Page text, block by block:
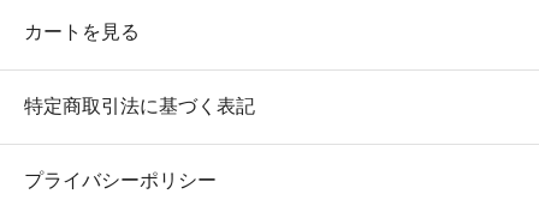
カートを見る
特定商取引法に基づく表記
プライバシーポリシー